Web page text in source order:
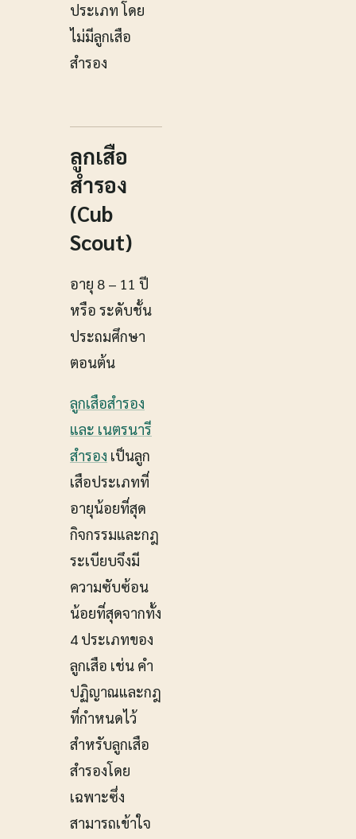
ประเภท โดย
ไม่มีลูกเสือ
สำรอง
ลูกเสือ
สำรอง
(Cub
Scout)
อายุ 8 – 11 ปี
หรือ ระดับชั้น
ประถมศึกษา
ตอนต้น
ลูกเสือสำรอง
และ เนตรนารี
สำรอง เป็นลูก
เสือประเภทที่
อายุน้อยที่สุด
กิจกรรมและกฎ
ระเบียบจึงมี
ความซับซ้อน
น้อยที่สุดจากทั้ง
4 ประเภทของ
ลูกเสือ เช่น คำ
ปฏิญาณและกฎ
ที่กำหนดไว้
สำหรับลูกเสือ
สำรองโดย
เฉพาะซึ่ง
สามารถเข้าใจ